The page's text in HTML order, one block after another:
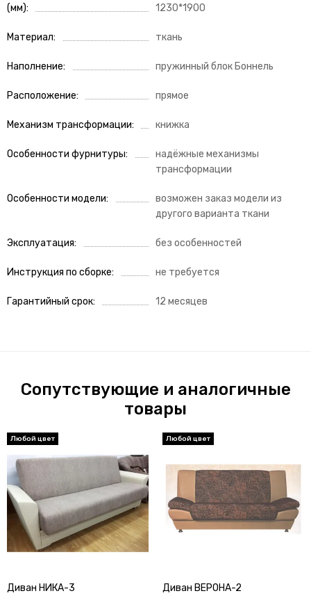
(мм)
1230*1900
Материал ткань
Наполнение пружинный блок Боннель
Расположение прямое
Механизм трансформации книжка
Особенности фурнитуры
надёжные механизмы
трансформации
Особенности модели
возможен заказ модели из
другого варианта ткани
Эксплуатация без особенностей
Инструкция по сборке не требуется
Гарантийный срок 12 месяцев
Сопутствующие и аналогичные
товары
Диван НИКА-3 Диван ВЕРОНА-2